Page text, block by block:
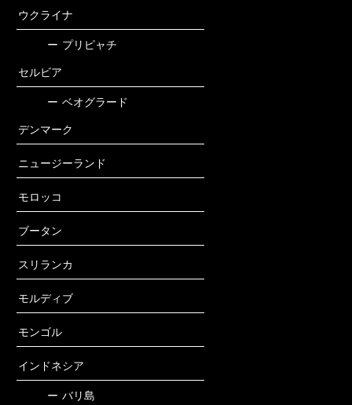
ウクライナ
ー プリピャチ
セルビア
ー ベオグラード
デンマーク
ニュージーランド
モロッコ
ブータン
スリランカ
モルディブ
モンゴル
インドネシア
ー バリ島